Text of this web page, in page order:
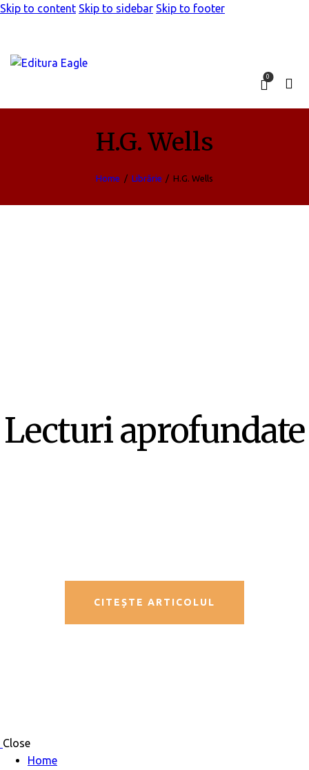
Skip to content Skip to sidebar Skip to footer
0
H.G. Wells
Home Librărie H.G. Wells
Lecturi aprofundate
CITEȘTE ARTICOLUL
Close
Home